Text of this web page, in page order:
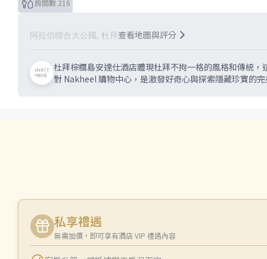
房間數 216
阿拉伯聯合大公國, 杜拜查看地圖與評分
杜拜棕櫚島安達仕酒店體現杜拜不拘一格的風格和傳統
對 Nakheel 購物中心，是激發好奇心與探索隱藏珍寶的
私享禮遇
無需加價，即可享有酒店 VIP 禮遇內容